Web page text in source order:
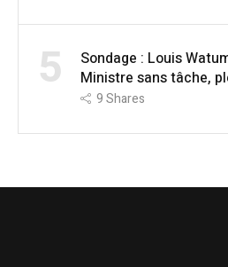
5
Sondage : Louis
Ministre sans tâche,
9Shares